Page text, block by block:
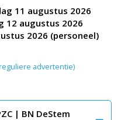
11 augustus 2026
12 augustus 2026
2026 (personeel)
advertentie)
| BN DeStem